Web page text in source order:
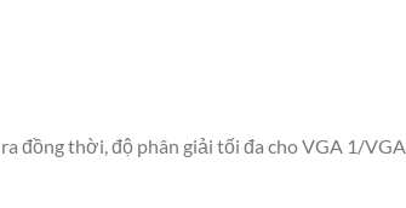
đồng thời, độ phân giải tối đa cho VGA 1/VGA